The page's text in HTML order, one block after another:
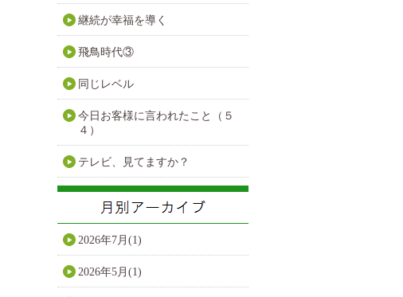
継続が幸福を導く
飛鳥時代③
同じレベル
今日お客様に言われたこと（５
４）
テレビ、見てますか？
2026年7月(1)
2026年5月(1)